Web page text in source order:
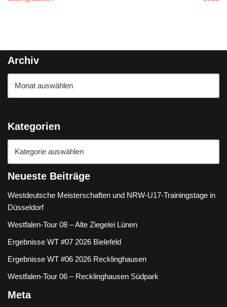
Archiv
Kategorien
Neueste Beiträge
Westdeutsche Meisterschaften und NRW-U17-Trainingstage in
Düsseldorf
Westfalen-Tour 08 – Alte Ziegelei Lünen
Ergebnisse WT #07 2026 Bielefeld
Ergebnisse WT #06 2026 Recklinghausen
Westfalen-Tour 06 – Recklinghausen Südpark
Meta